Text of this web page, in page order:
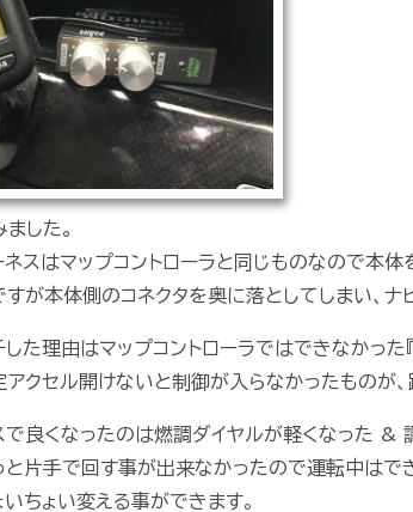
した。
スはマップコントローラと同じものなので本体
が本体側のコネクタを奥に落としてしまい、ナ
た理由はマップコントローラではできなかった
アクセル開けないと制御が入らなかったものが
で良くなったのは燃調ダイヤルが軽くなった &
と片手で回す事が出来なかったので運転中はで
ちょい変える事ができます。